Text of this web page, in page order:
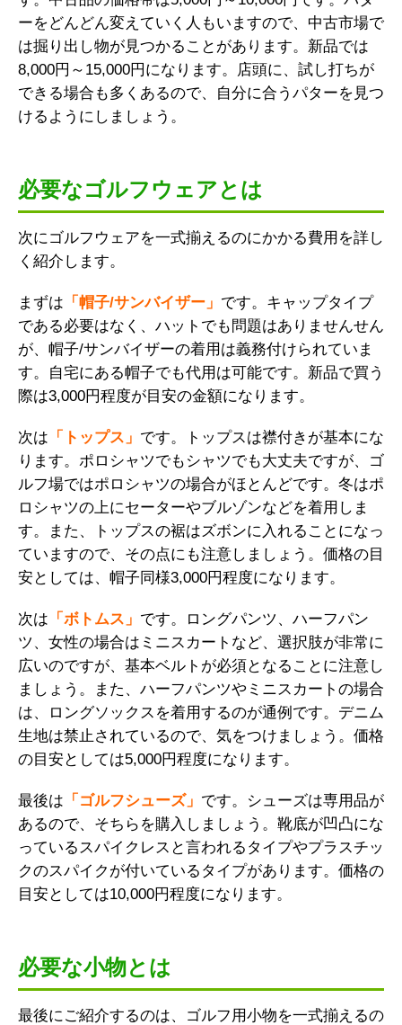
ーをどんどん変えていく人もいますので、中古市場で
は掘り出し物が見つかることがあります。新品では
8,000円～15,000円になります。店頭に、試し打ちが
できる場合も多くあるので、自分に合うパターを見つ
けるようにしましょう。
必要なゴルフウェアとは
次にゴルフウェアを一式揃えるのにかかる費用を詳し
く紹介します。
まずは 「帽子/サンバイザー」 です。キャップタイプ
である必要はなく、ハットでも問題はありませんせん
が、帽子/サンバイザーの着用は義務付けられていま
す。自宅にある帽子でも代用は可能です。新品で買う
際は3,000円程度が目安の金額になります。
次は 「トップス」 です。トップスは襟付きが基本にな
ります。ポロシャツでもシャツでも大丈夫ですが、ゴ
ルフ場ではポロシャツの場合がほとんどです。冬はポ
ロシャツの上にセーターやブルゾンなどを着用しま
す。また、トップスの裾はズボンに入れることになっ
ていますので、その点にも注意しましょう。価格の目
安としては、帽子同様3,000円程度になります。
次は 「ボトムス」 です。ロングパンツ、ハーフパン
ツ、女性の場合はミニスカートなど、選択肢が非常に
広いのですが、基本ベルトが必須となることに注意し
ましょう。また、ハーフパンツやミニスカートの場合
は、ロングソックスを着用するのが通例です。デニム
生地は禁止されているので、気をつけましょう。価格
の目安としては5,000円程度になります。
最後は 「ゴルフシューズ」 です。シューズは専用品が
あるので、そちらを購入しましょう。靴底が凹凸にな
っているスパイクレスと言われるタイプやプラスチッ
クのスパイクが付いているタイプがあります。価格の
目安としては10,000円程度になります。
必要な小物とは
最後にご紹介するのは、ゴルフ用小物を一式揃えるの